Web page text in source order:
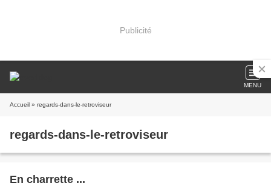
Publicité
MENU
Accueil » regards-dans-le-retroviseur
regards-dans-le-retroviseur
En charrette ...